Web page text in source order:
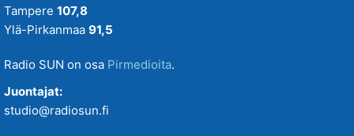
Tampere 107,8
Ylä-Pirkanmaa 91,5
Radio SUN on osa Pirmedioita.
Juontajat:
studio@radiosun.fi